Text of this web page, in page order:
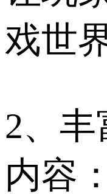
戏世
2、
内容